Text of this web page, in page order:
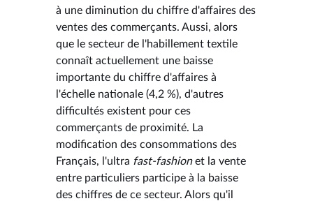
à une diminution du chiffre d'affaires des
ventes des commerçants. Aussi, alors
que le secteur de l'habillement textile
connaît actuellement une baisse
importante du chiffre d'affaires à
l'échelle nationale (4,2 %), d'autres
difficultés existent pour ces
commerçants de proximité. La
modification des consommations des
Français, l'ultra fast-fashionet la vente
entre particuliers participe à la baisse
des chiffres de ce secteur. Alors qu'il